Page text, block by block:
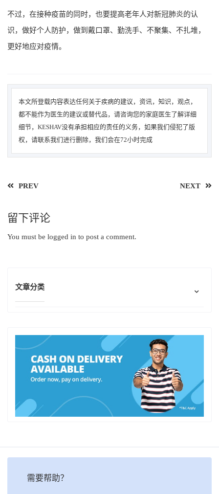
不过，在接种疫苗的同时，也要提高老年人对新冠肺炎的认
识，做好个人防护，做到戴口罩、勤洗手、不聚集、不扎堆，
更好地应对疫情。
本文所登载内容表达任何关于疾病的建议，资讯，知识，观点，
都不能作为医生的建议或替代品，请咨询您的家庭医生了解详细
细节，KESHAV没有承担相应的责任的义务，如果我们侵犯了版
权，请联系我们进行删除，我们会在72小时完成
PREV NEXT
留下评论
You must be logged in to post a comment.
文章分类
需要帮助？